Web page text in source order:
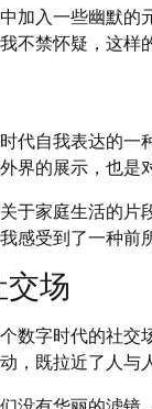
加入一些幽默
不禁怀疑，这样
代自我表达的
界的展示，也是
于家庭生活的
感受到了一种前
场
数字时代的社
，既拉近了人与
没有华丽的滤